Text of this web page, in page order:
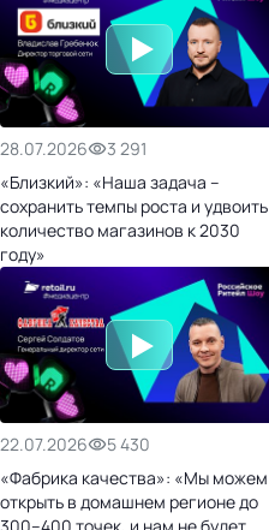
28.07.2026
3 291
«Близкий»: «Наша задача –
сохранить темпы роста и удвоить
количество магазинов к 2030
году»
22.07.2026
5 430
«Фабрика качества»: «Мы можем
открыть в домашнем регионе до